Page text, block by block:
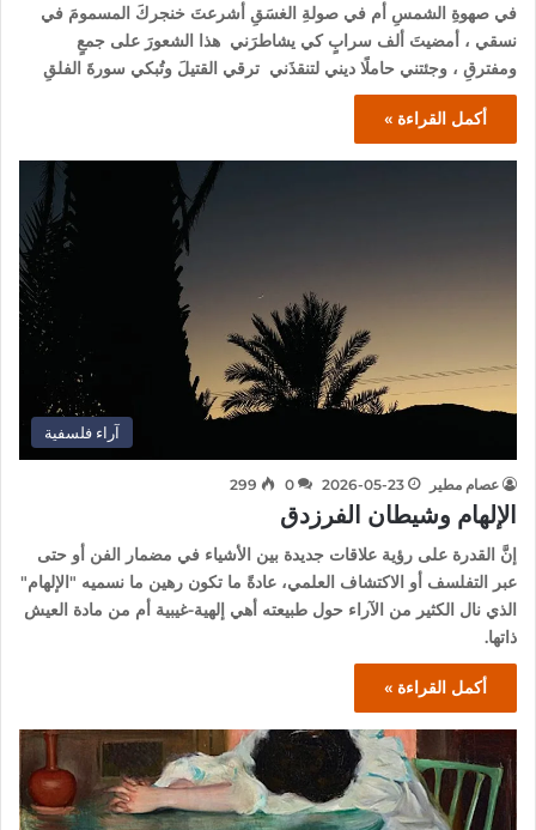
في صهوةِ الشمسِ أم في صولةِ الغسَقِ أشرعتَ خنجركَ المسمومَ في
نسقي ، أمضيتَ ألف سرابٍ كي يشاطرَني هذا الشعورَ على جمعٍ
ومفترقِ ، وجئتني حاملًا ديني لتنقذَني ترقي القتيلَ وتُبكي سورةَ الفلقِ
أكمل القراءة »
آراء فلسفية
عصام مطير 2026-05-23
0
299
الإلهام وشيطان الفرزدق
إنَّ القدرة على رؤية علاقات جديدة بين الأشياء في مضمار الفن أو حتى
عبر التفلسف أو الاكتشاف العلمي، عادةً ما تكون رهين ما نسميه "الإلهام"
الذي نال الكثير من الآراء حول طبيعته أهي إلهية-غيبية أم من مادة العيش
ذاتها.
أكمل القراءة »